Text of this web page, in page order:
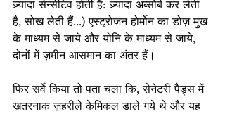
ज़्यादा सेन्सेटिव होती है: ज़्यादा अब्सोर्ब कर लेती
है, सोख लेती हैं...) एस्ट्रोजन होर्मोन का डोज़ मुख
के माध्यम से जाये और योनि के माध्यम से जाये,
दोनों में ज़मीन आसमान का अंतर हैं।
फिर सर्वे किया तो पता चला कि, सेनेटरी पैड्स में
खतरनाक ज़हरीले केमिकल डाले गये थे और यह